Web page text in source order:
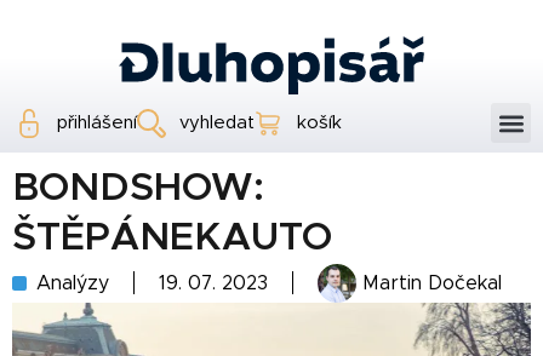
přihlášení vyhledat košík
BONDSHOW:
ŠTĚPÁNEKAUTO
Analýzy 19. 07. 2023 Martin Dočekal